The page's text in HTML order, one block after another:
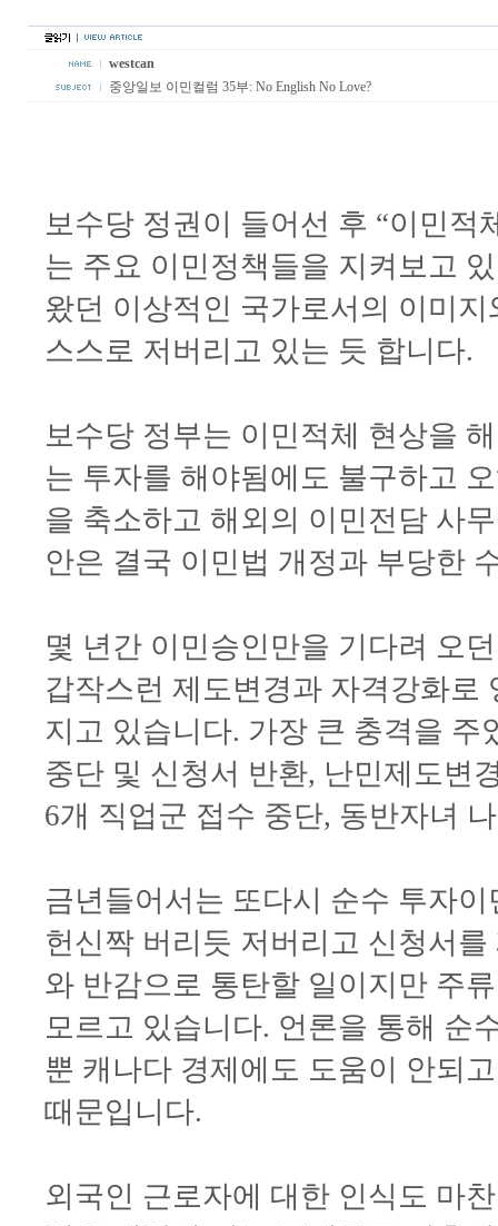
westcan
중앙일보 이민컬럼 35부: No English No Love?
보수당 정권이 들어선 후 “이민적
는 주요 이민정책들을 지켜보고
왔던 이상적인 국가로서의 이미
스스로 저버리고 있는 듯 합니다.
보수당 정부는 이민적체 현상을
는 투자를 해야됨에도 불구하고
을 축소하고 해외의 이민전담 사
안은 결국 이민법 개정과 부당한
몇 년간 이민승인만을 기다려 오
갑작스런 제도변경과 자격강화로
지고 있습니다. 가장 큰 충격을
중단 및 신청서 반환, 난민제도변
6개 직업군 접수 중단, 동반자녀
금년들어서는 또다시 순수 투자
헌신짝 버리듯 저버리고 신청서
와 반감으로 통탄할 일이지만 주
모르고 있습니다. 언론을 통해 순
뿐 캐나다 경제에도 도움이 안되
때문입니다.
외국인 근로자에 대한 인식도 마